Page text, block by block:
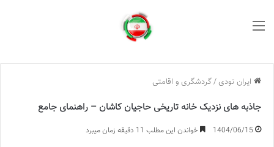
ایران تودی /گردشگری و اقامتی
جاذبه های نزدیک خانه تاریخی حاجیان کاشان – راهنمای جامع
1404/06/15 خواندن این مطلب 11 دقیقه زمان میبرد